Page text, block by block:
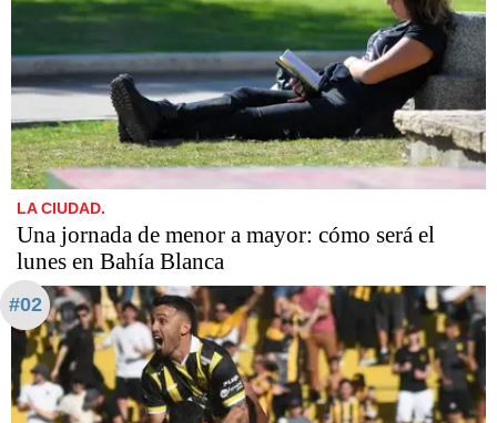
LA CIUDAD.
Una jornada de menor a mayor: cómo será el
lunes en Bahía Blanca
#02